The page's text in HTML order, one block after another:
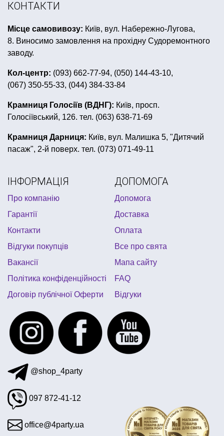
помпони купити україна
Накладні вуса і бороди
холодні феєрверки львів
карнавальні костюми для дітей купити
день народження в стилі герої в масках
кубинська вечірка бульбашки мильні
все для святкування дитячого дня народження
зомбі апокаліпсис
день святого патрика львів
все для дня народження принцеси
світлодіод в кульки купити
бенгальські вогні
гавайська вечірка одяг
новорічні гірлянди купити київ
КОНТАКТИ
Місце самовивозу: Київ, вул. Набережно-Лугова,
8. Виносимо замовлення на прохідну Судоремонтного
заводу.
Кол-центр: (093) 662-77-94, (050) 144-43-10,
(067) 350-55-33, (044) 384-33-84
Крамниця Голосіїв (ВДНГ): Київ, просп.
Голосіївський, 126. тел. (063) 638-71-69
Крамниця Дарниця: Київ, вул. Малишка 5, "Дитячий
пасаж", 2-й поверх. тел. (073) 071-49-11
ІНФОРМАЦІЯ
Про компанію
Гарантії
Контакти
Відгуки покупців
Вакансії
Політика конфіденційності
Договір публічної Оферти
ДОПОМОГА
Допомога
Доставка
Оплата
Все про свята
Мапа сайту
FAQ
Відгуки
@shop_4party
097 872-41-12
office@4party.ua